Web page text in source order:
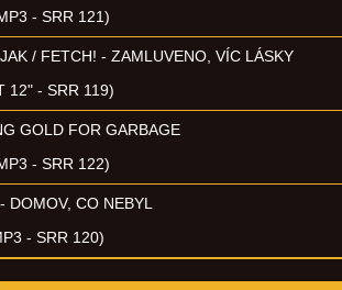
- SRR 121)
/ FETCH! - ZAMLUVENO, VÍC LÁSKY
12" - SRR 119)
GOLD FOR GARBAGE
- SRR 122)
DOMOV, CO NEBYL
- SRR 120)